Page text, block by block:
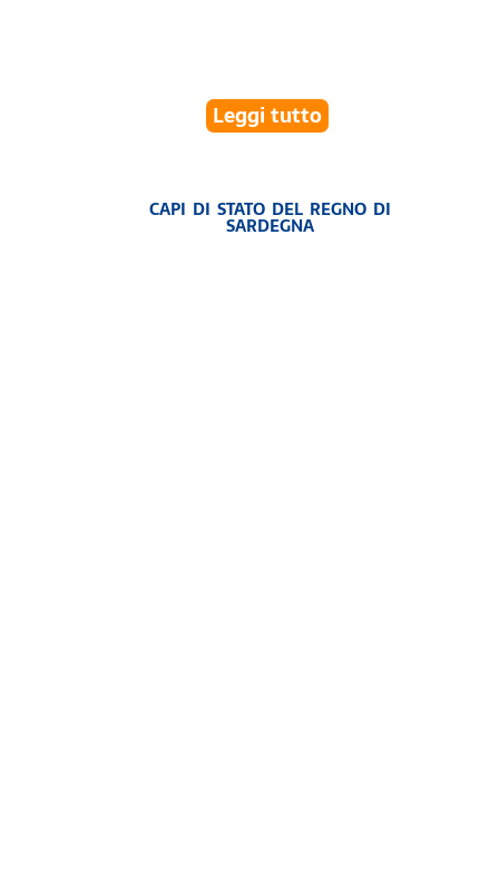
Leggi tutto
CAPI DI STATO DEL REGNO DI
SARDEGNA